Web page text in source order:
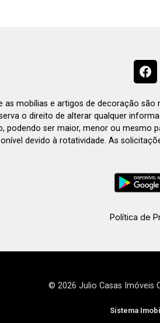
as mobílias e artigos de decoração
o direito de alterar qualquer
podendo ser maior, menor ou mesmo
devido à rotatividade. As
Política de
© 2026 Julio Casas Imóveis
Sistema